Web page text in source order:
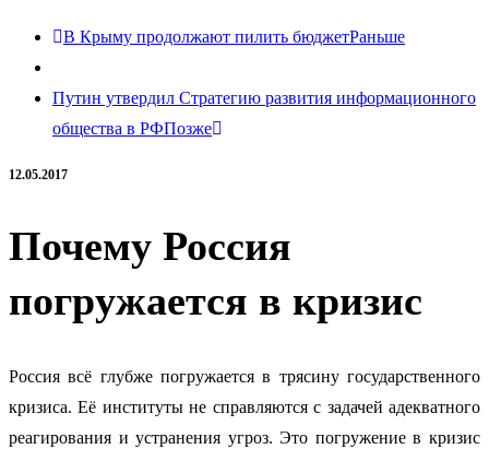
В Крыму продолжают пилить бюджетРаньше
Путин утвердил Стратегию развития информационного
общества в РФПозже
12.05.2017
Почему Россия
погружается в кризис
Россия всё глубже погружается в трясину государственного
кризиса. Её институты не справляются с задачей адекватного
реагирования и устранения угроз. Это погружение в кризис